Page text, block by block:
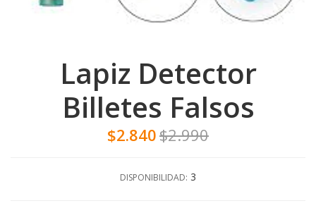
Lapiz Detector
Billetes Falsos
$2.840$2.990
DISPONIBILIDAD: 3